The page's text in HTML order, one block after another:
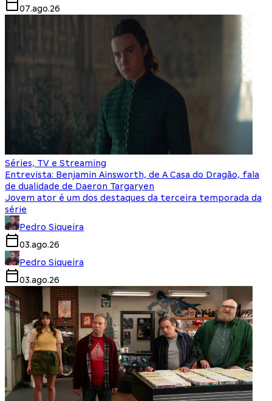
07.ago.26
Séries, TV e Streaming
Entrevista: Benjamin Ainsworth, de A Casa do Dragão, fala
de dualidade de Daeron Targaryen
Jovem ator é um dos destaques da terceira temporada da
série
Pedro Siqueira
03.ago.26
Pedro Siqueira
03.ago.26